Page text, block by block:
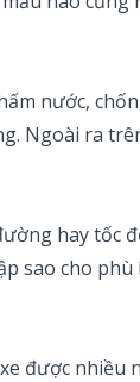
nước,
Ngoài ra
hay
sao cho
được nhiều